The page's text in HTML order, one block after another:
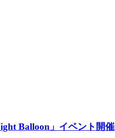
Balloon」イベント開催